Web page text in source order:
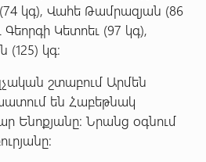
կգ), Վահե Թամրազյան (86
Կետոեւ (97 կգ),
(125) կգ:
շտաբում Արմեն
են Հաբեթնակ
Ենոքյանը: Նրանց օգնում